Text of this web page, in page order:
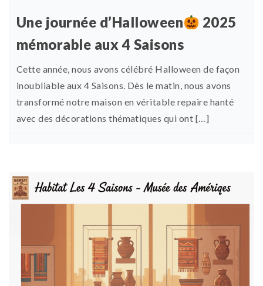
Une journée d’Halloween
2025
mémorable aux 4 Saisons
Cette année, nous avons célébré Halloween de façon
inoubliable aux 4 Saisons. Dès le matin, nous avons
transformé notre maison en véritable repaire hanté
avec des décorations thématiques qui ont […]